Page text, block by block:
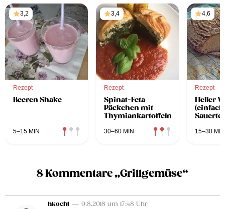
3,2
Rezept
Beeren Shake
5–15 MIN
3,4
Rezept
Spinat-Feta
Päckchen mit
Thymiankartoffeln
30–60 MIN
4,6
Rezept
Heller
15–30 MIN
8 Kommentare „Grillgemüse“
hkocht — 9.8.2018 um 17:48 Uhr